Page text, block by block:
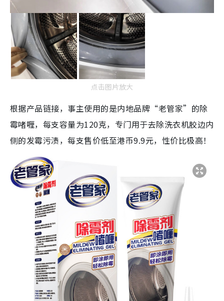
点击图片放大
根据产品链接，事主使用的是内地品牌“老管家”的除
霉啫喱，每支容量为120克，专门用于去除洗衣机胶边内
侧的发霉污渍，每支售价低至港币9.9元，性价比极高！